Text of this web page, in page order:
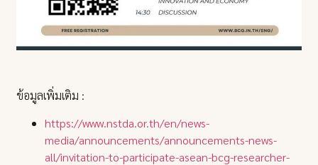
ข้อมูลเพิ่มเติม :
https://www.nstda.or.th/en/news-
media/announcements/announcements-news-
all/invitation-to-participate-asean-bcg-researcher-